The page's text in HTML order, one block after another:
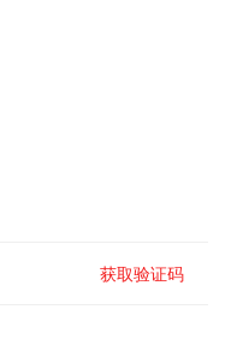
获取验证码